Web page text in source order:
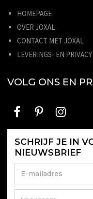
HOMEPAGE
OVER JOXAL
CONTACT MET JOXAL
LEVERINGS- EN
VOLG ONS EN
SCHRIJF JE IN
NIEUWSBRIEF